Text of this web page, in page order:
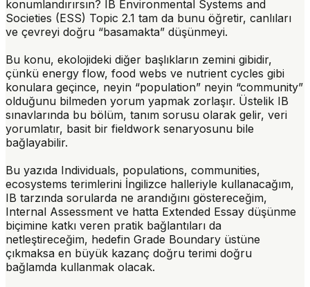
konumlandırırsın? IB Environmental Systems and
Societies (ESS) Topic 2.1 tam da bunu öğretir, canlıları
ve çevreyi doğru “basamakta” düşünmeyi.
Bu konu, ekolojideki diğer başlıkların zemini gibidir,
çünkü energy flow, food webs ve nutrient cycles gibi
konulara geçince, neyin “population” neyin “community”
olduğunu bilmeden yorum yapmak zorlaşır. Üstelik IB
sınavlarında bu bölüm, tanım sorusu olarak gelir, veri
yorumlatır, basit bir fieldwork senaryosunu bile
bağlayabilir.
Bu yazıda Individuals, populations, communities,
ecosystems terimlerini İngilizce halleriyle kullanacağım,
IB tarzında sorularda ne arandığını göstereceğim,
Internal Assessment ve hatta Extended Essay düşünme
biçimine katkı veren pratik bağlantıları da
netleştireceğim, hedefin Grade Boundary üstüne
çıkmaksa en büyük kazanç doğru terimi doğru
bağlamda kullanmak olacak.